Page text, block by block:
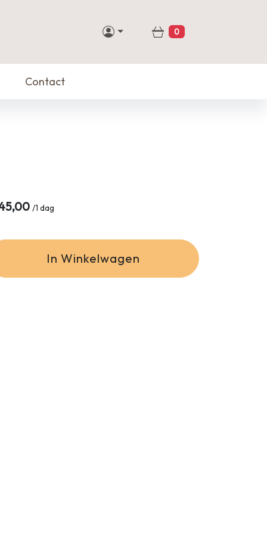
Winkelwagen
0
Contact
/1 dag
In Winkelwagen